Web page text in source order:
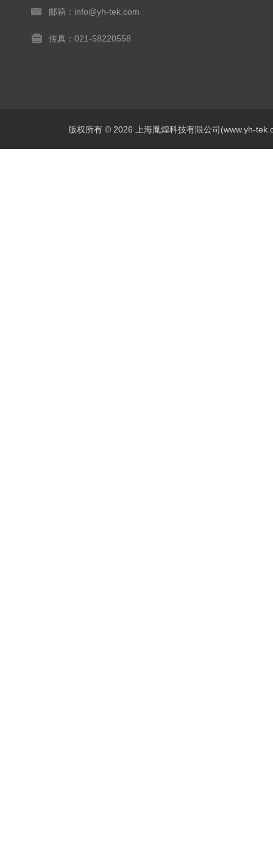
邮箱：info@yh-tek.com
传真：021-58220558
版权所有 © 2026 上海胤煌科技有限公司(www.yh-